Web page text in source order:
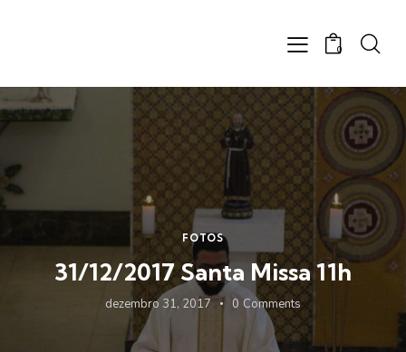
0
FOTOS
31/12/2017 Santa Missa 11h
dezembro 31, 2017 0 Comments